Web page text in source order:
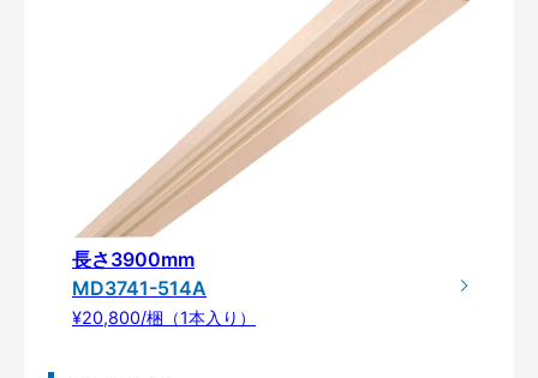
長さ3900mm
MD3741-514A
¥20,800/梱（1本入り）